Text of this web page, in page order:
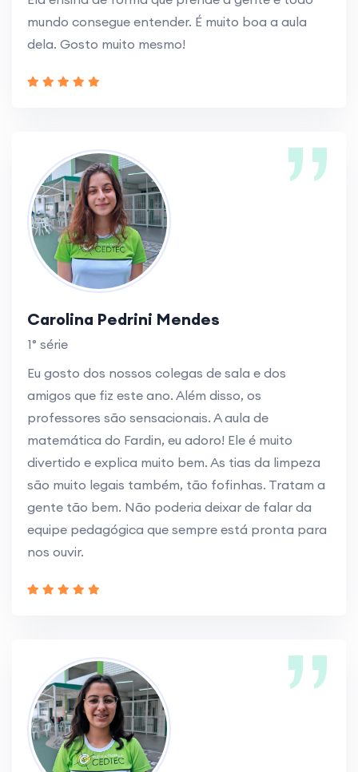
mundo consegue entender. É muito boa a aula
dela. Gosto muito mesmo!
Carolina Pedrini Mendes
1° série
Eu gosto dos nossos colegas de sala e dos
amigos que fiz este ano. Além disso, os
professores são sensacionais. A aula de
matemática do Fardin, eu adoro! Ele é muito
divertido e explica muito bem. As tias da limpeza
são muito legais também, tão fofinhas. Tratam a
gente tão bem. Não poderia deixar de falar da
equipe pedagógica que sempre está pronta para
nos ouvir.